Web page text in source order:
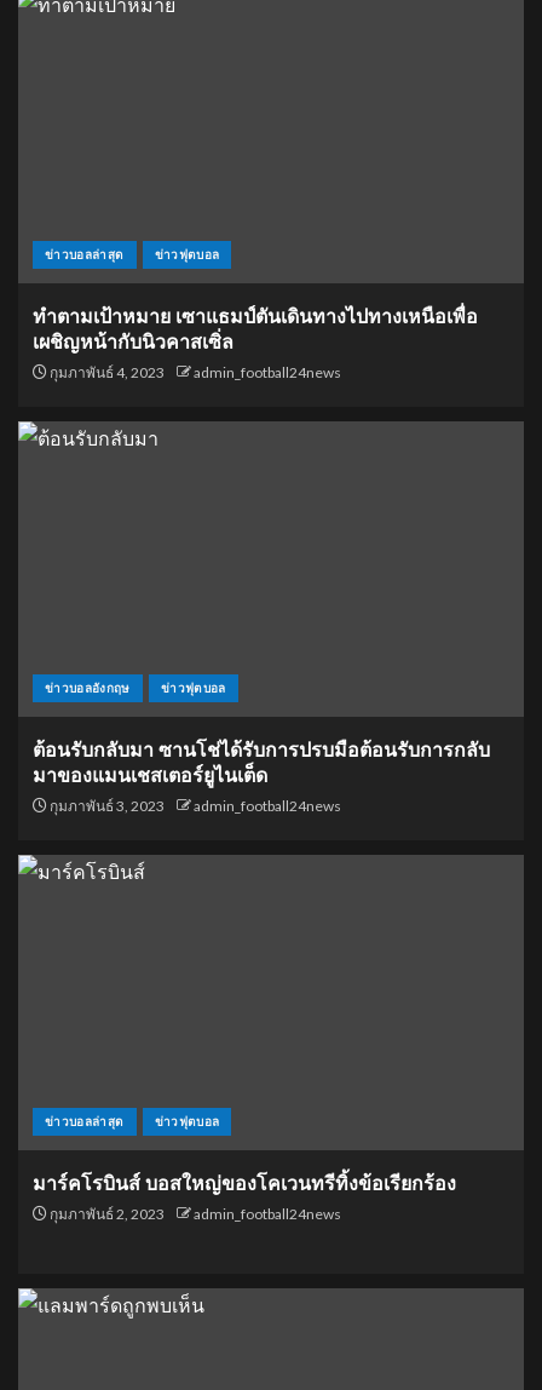
ข่าวบอลล่าสุด ข่าวฟุตบอล
ทำตามเป้าหมาย เซาแธมป์ตันเดินทางไปทางเหนือเพื่อ
เผชิญหน้ากับนิวคาสเซิ่ล
กุมภาพันธ์ 4, 2023 admin_football24news
ข่าวบอลอังกฤษ ข่าวฟุตบอล
ต้อนรับกลับมา ซานโช่ได้รับการปรบมือต้อนรับการกลับ
มาของแมนเชสเตอร์ยูไนเต็ด
กุมภาพันธ์ 3, 2023 admin_football24news
ข่าวบอลล่าสุด ข่าวฟุตบอล
มาร์คโรบินส์ บอสใหญ่ของโคเวนทรีทิ้งข้อเรียกร้อง
กุมภาพันธ์ 2, 2023 admin_football24news